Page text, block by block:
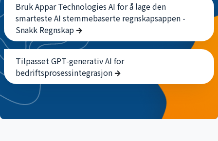
Snakk Regnskap
Tilpasset GPT-generativ AI for
bedriftsprosessintegrasjon